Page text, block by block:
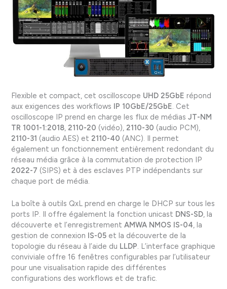
Flexible et compact, cet oscilloscope UHD 25GbE répond
aux exigences des workflows IP 10GbE/25GbE. Cet
oscilloscope IP prend en charge les flux de médiasJT-NM
TR 1001-1:2018,2110-20 (vidéo),2110-30 (audio PCM),
2110-31 (audio AES) et2110-40 (ANC). Il permet
également un fonctionnement entièrement redondant du
réseau média grâce à la commutation de protection IP
2022-7 (SIPS) et à des esclaves PTP indépendants sur
chaque port de média.
La boîte à outils QxL prend en charge le DHCP sur tous les
ports IP. Il offre également la fonction unicast DNS-SD, la
découverte et l’enregistrementAMWA NMOS IS-04, la
gestion de connexion IS-05 et la découverte de la
topologie du réseau à l’aide du LLDP. L’interface graphique
conviviale offre 16 fenêtres configurables par l’utilisateur
pour une visualisation rapide des différentes
configurations des workflows et de trafic.